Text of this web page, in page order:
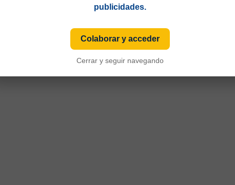
publicidades.
Colaborar y acceder
Cerrar y seguir navegando